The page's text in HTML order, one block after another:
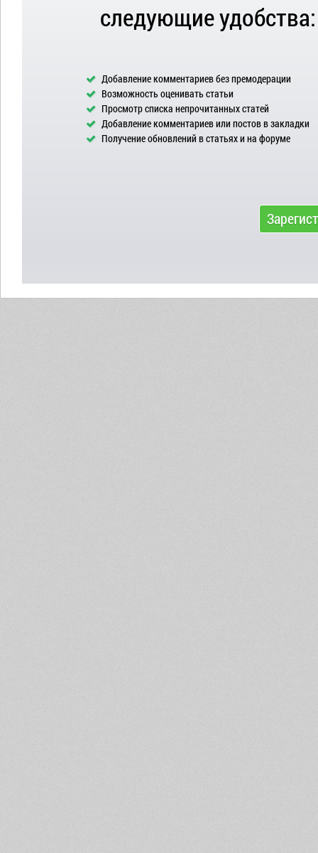
следующие удобства:
Добавление комментариев без премодерации
Возможность оценивать статьи
Просмотр списка непрочитанных статей
Добавление комментариев или постов в закладки
Получение обновлений в статьях и на форуме